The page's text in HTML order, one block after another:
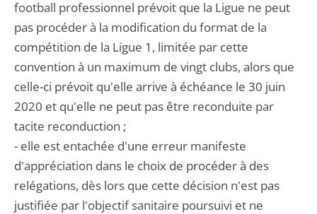
football professionnel prévoit que la Ligue ne peut
pas procéder à la modification du format de la
compétition de la Ligue 1, limitée par cette
convention à un maximum de vingt clubs, alors que
celle-ci prévoit qu'elle arrive à échéance le 30 juin
2020 et qu'elle ne peut pas être reconduite par
tacite reconduction ;
- elle est entachée d'une erreur manifeste
d'appréciation dans le choix de procéder à des
relégations, dès lors que cette décision n'est pas
justifiée par l'objectif sanitaire poursuivi et ne